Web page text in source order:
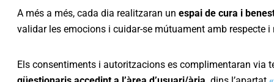
A més a més, cada dia realitzaran un espai de cura i
validar les emocions i cuidar-se mútuament amb respecte i
Els consentiments i autoritzacions es complimentaran via